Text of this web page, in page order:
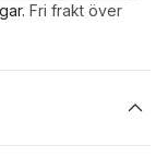
. Fri frakt över